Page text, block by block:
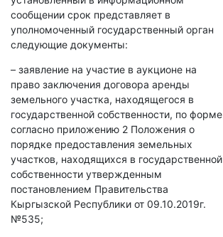
сообщении срок представляет в
уполномоченный государственный орган
следующие документы:
– заявление на участие в аукционе на
право заключения договора аренды
земельного участка, находящегося в
государственной собственности, по форме
согласно приложению 2 Положения о
порядке предоставления земельных
участков, находящихся в государственной
собственности утвержденным
постановлением Правительства
Кыргызской Республики от 09.10.2019г.
№535;